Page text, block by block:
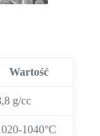
Wartość
g/cc
1040°C